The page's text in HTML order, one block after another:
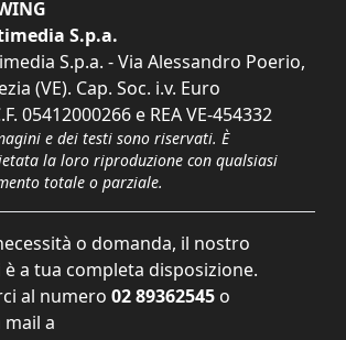
S.p.a.
S.p.a. - Via Alessandro Poerio,
(VE). Cap. Soc. i.v. Euro
05412000266 e REA VE-454332
e dei testi sono riservati. È
la loro riproduzione con qualsiasi
totale o parziale.
o domanda, il nostro
a tua completa disposizione.
al numero 02 89362545 o
a